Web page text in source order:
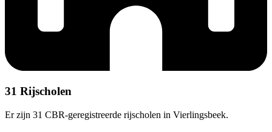
31 Rijscholen
Er zijn 31 CBR-geregistreerde rijscholen in Vierlingsbeek.